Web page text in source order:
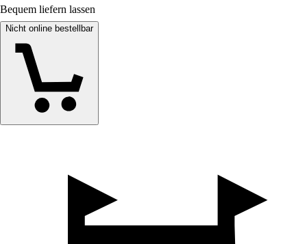
Bequem liefern lassen
Nicht online bestellbar